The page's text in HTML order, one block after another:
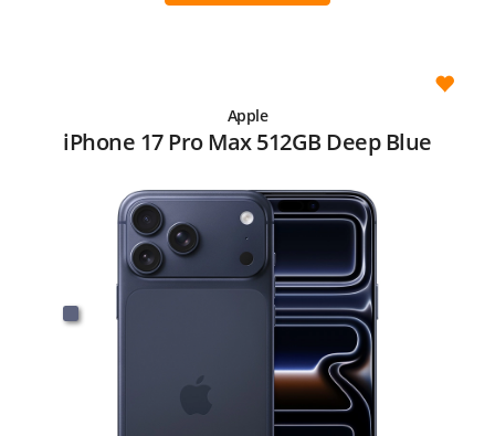
Apple
iPhone 17 Pro Max 512GB Deep Blue